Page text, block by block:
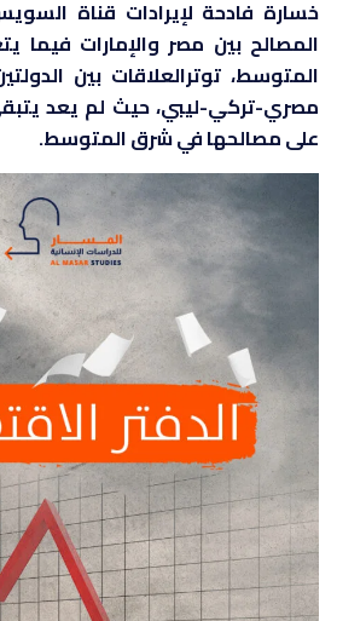
خسارة فادحة لإيرادات قناة
المصالح بين مصر والإمارات فيما
المتوسط، توترالعلاقات بين
مصري-تركي-ليبي، حيث لم يعد
على مصالحها في شرق المتوسط.